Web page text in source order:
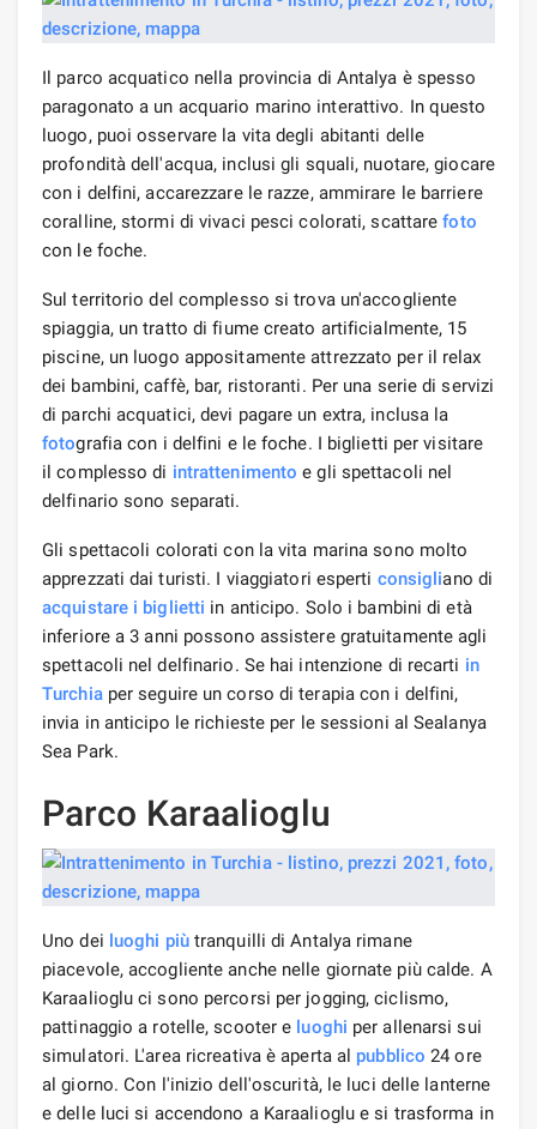
Il parco acquatico nella provincia di Antalya è spesso
paragonato a un acquario marino interattivo. In questo
luogo, puoi osservare la vita degli abitanti delle
profondità dell'acqua, inclusi gli squali, nuotare, giocare
con i delfini, accarezzare le razze, ammirare le barriere
coralline, stormi di vivaci pesci colorati, scattarefoto
con le foche.
Sul territorio del complesso si trova un'accogliente
spiaggia, un tratto di fiume creato artificialmente, 15
piscine, un luogo appositamente attrezzato per il relax
dei bambini, caffè, bar, ristoranti. Per una serie di servizi
di parchi acquatici, devi pagare un extra, inclusa la
fotografia con i delfini e le foche. I biglietti per visitare
il complesso di intrattenimento e gli spettacoli nel
delfinario sono separati.
Gli spettacoli colorati con la vita marina sono molto
apprezzati dai turisti. I viaggiatori esperti consigliano di
acquistare i biglietti in anticipo. Solo i bambini di età
inferiore a 3 anni possono assistere gratuitamente agli
spettacoli nel delfinario. Se hai intenzione di recarti in
Turchiaper seguire un corso di terapia con i delfini,
invia in anticipo le richieste per le sessioni al Sealanya
Sea Park.
Parco Karaalioglu
Uno dei luoghi piùtranquilli di Antalya rimane
piacevole, accogliente anche nelle giornate più calde. A
Karaalioglu ci sono percorsi per jogging, ciclismo,
pattinaggio a rotelle, scooter e luoghi per allenarsi sui
simulatori. L'area ricreativa è aperta al pubblico 24 ore
al giorno. Con l'inizio dell'oscurità, le luci delle lanterne
e delle luci si accendono a Karaalioglu e si trasforma in